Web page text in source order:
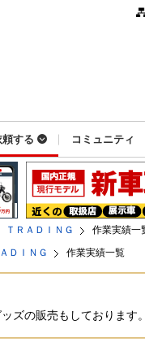
する コミュニティ
ＲＡＤＩＮＧ
作業実績一
ＤＩＮＧ 作業実績一覧
ズの販売もしております。